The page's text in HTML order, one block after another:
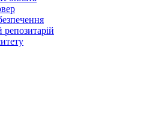
репозитарій